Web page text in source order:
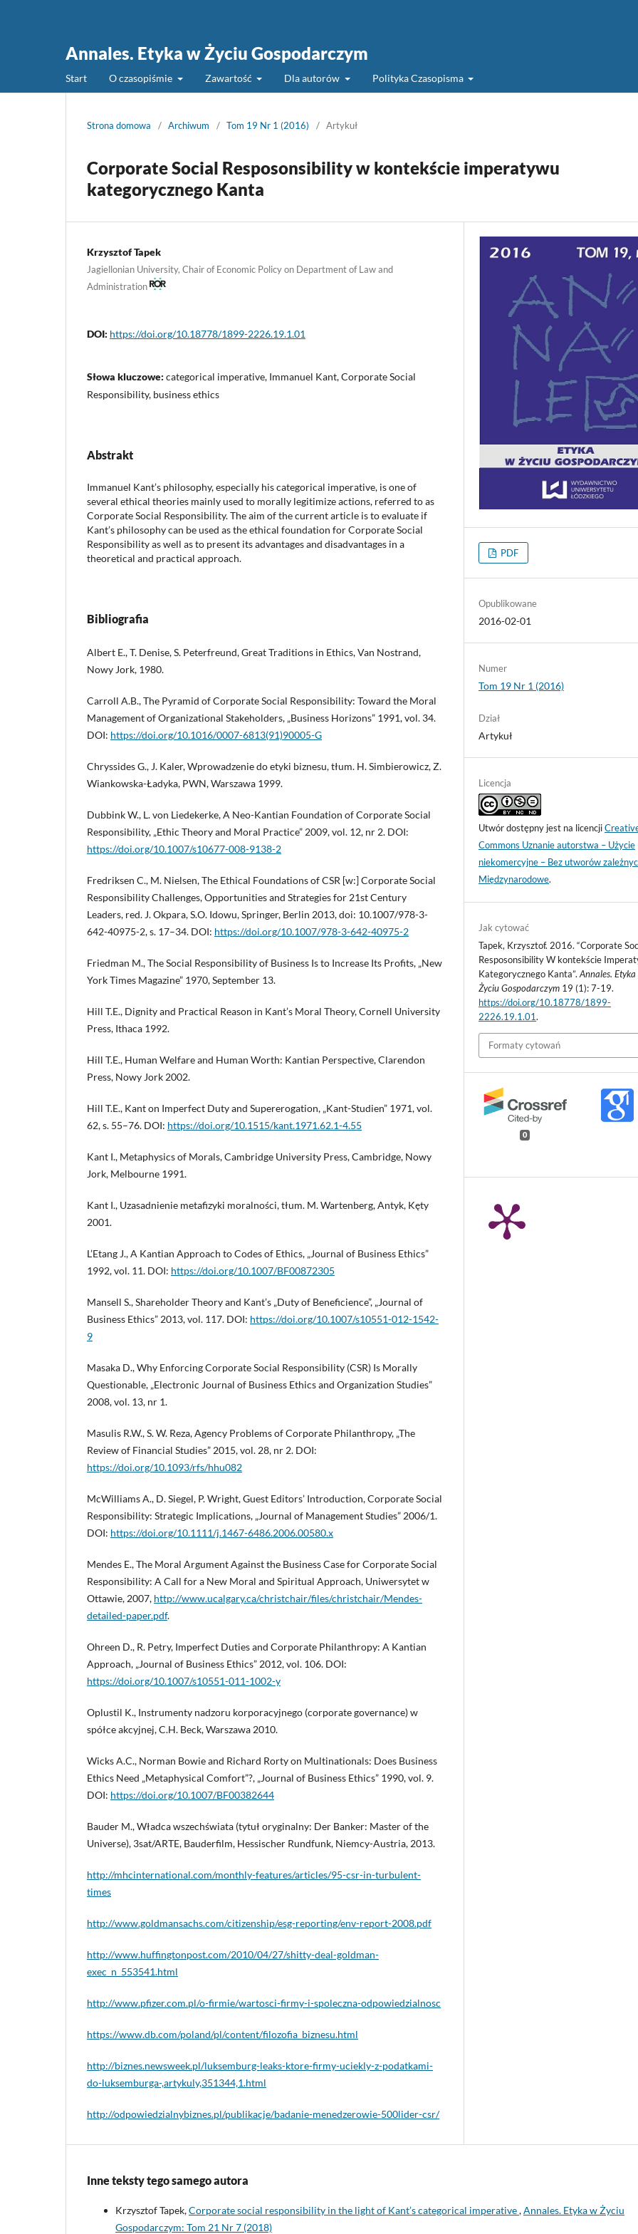
Annales. Etyka w Życiu Gospodarczym
Start O czasopiśmie Zawartość Dla autorów Polityka Czasopisma
Strona domowa / Archiwum / Tom 19 Nr 1 (2016) / Artykuł
Corporate Social Resposonsibility w kontekście imperatywu
kategorycznego Kanta
Krzysztof Tapek
Jagiellonian University, Chair of Economic Policy on Department of Law and
Administration
DOI: https://doi.org/10.18778/1899-2226.19.1.01
Słowa kluczowe: categorical imperative, Immanuel Kant, Corporate Social
Responsibility, business ethics
Abstrakt
Immanuel Kant’s philosophy, especially his categorical imperative, is one of
several ethical theories mainly used to morally legitimize actions, referred to as
Corporate Social Responsibility. The aim of the current article is to evaluate if
Kant’s philosophy can be used as the ethical foundation for Corporate Social
Responsibility as well as to present its advantages and disadvantages in a
theoretical and practical approach.
Bibliografia
Albert E., T. Denise, S. Peterfreund, Great Traditions in Ethics, Van Nostrand,
Nowy Jork, 1980.
Carroll A.B., The Pyramid of Corporate Social Responsibility: Toward the Moral
Management of Organizational Stakeholders, „Business Horizons” 1991, vol. 34.
DOI: https://doi.org/10.1016/0007-6813(91)90005-G
Chryssides G., J. Kaler, Wprowadzenie do etyki biznesu, tłum. H. Simbierowicz, Z.
Wiankowska-Ładyka, PWN, Warszawa 1999.
Dubbink W., L. von Liedekerke, A Neo-Kantian Foundation of Corporate Social
Responsibility, „Ethic Theory and Moral Practice” 2009, vol. 12, nr 2. DOI:
https://doi.org/10.1007/s10677-008-9138-2
Fredriksen C., M. Nielsen, The Ethical Foundations of CSR [w:] Corporate Social
Responsibility Challenges, Opportunities and Strategies for 21st Century
Leaders, red. J. Okpara, S.O. Idowu, Springer, Berlin 2013, doi: 10.1007/978-3-
642-40975-2, s. 17–34. DOI: https://doi.org/10.1007/978-3-642-40975-2
Friedman M., The Social Responsibility of Business Is to Increase Its Profits, „New
York Times Magazine” 1970, September 13.
Hill T.E., Dignity and Practical Reason in Kant’s Moral Theory, Cornell University
Press, Ithaca 1992.
Hill T.E., Human Welfare and Human Worth: Kantian Perspective, Clarendon
Press, Nowy Jork 2002.
Hill T.E., Kant on Imperfect Duty and Supererogation, „Kant-Studien” 1971, vol.
62, s. 55–76. DOI: https://doi.org/10.1515/kant.1971.62.1-4.55
Kant I., Metaphysics of Morals, Cambridge University Press, Cambridge, Nowy
Jork, Melbourne 1991.
Kant I., Uzasadnienie metafizyki moralności, tłum. M. Wartenberg, Antyk, Kęty
2001.
L’Etang J., A Kantian Approach to Codes of Ethics, „Journal of Business Ethics”
1992, vol. 11. DOI: https://doi.org/10.1007/BF00872305
Mansell S., Shareholder Theory and Kant’s „Duty of Beneficience”, „Journal of
Business Ethics” 2013, vol. 117. DOI: https://doi.org/10.1007/s10551-012-1542-
9
Masaka D., Why Enforcing Corporate Social Responsibility (CSR) Is Morally
Questionable, „Electronic Journal of Business Ethics and Organization Studies”
2008, vol. 13, nr 1.
Masulis R.W., S. W. Reza, Agency Problems of Corporate Philanthropy, „The
Review of Financial Studies” 2015, vol. 28, nr 2. DOI:
https://doi.org/10.1093/rfs/hhu082
McWilliams A., D. Siegel, P. Wright, Guest Editors’ Introduction, Corporate Social
Responsibility: Strategic Implications, „Journal of Management Studies” 2006/1.
DOI: https://doi.org/10.1111/j.1467-6486.2006.00580.x
Mendes E., The Moral Argument Against the Business Case for Corporate Social
Responsibility: A Call for a New Moral and Spiritual Approach, Uniwersytet w
Ottawie, 2007, http://www.ucalgary.ca/christchair/files/christchair/Mendes-
detailed-paper.pdf.
Ohreen D., R. Petry, Imperfect Duties and Corporate Philanthropy: A Kantian
Approach, „Journal of Business Ethics” 2012, vol. 106. DOI:
https://doi.org/10.1007/s10551-011-1002-y
Oplustil K., Instrumenty nadzoru korporacyjnego (corporate governance) w
spółce akcyjnej, C.H. Beck, Warszawa 2010.
Wicks A.C., Norman Bowie and Richard Rorty on Multinationals: Does Business
Ethics Need „Metaphysical Comfort”?, „Journal of Business Ethics” 1990, vol. 9.
DOI: https://doi.org/10.1007/BF00382644
Bauder M., Władca wszechświata (tytuł oryginalny: Der Banker: Master of the
Universe), 3sat/ARTE, Bauderfilm, Hessischer Rundfunk, Niemcy-Austria, 2013.
http://mhcinternational.com/monthly-features/articles/95-csr-in-turbulent-
times
http://www.goldmansachs.com/citizenship/esg-reporting/env-report-2008.pdf
http://www.huffingtonpost.com/2010/04/27/shitty-deal-goldman-
exec_n_553541.html
http://www.pfizer.com.pl/o-firmie/wartosci-firmy-i-spoleczna-odpowiedzialnosc
https://www.db.com/poland/pl/content/filozofia_biznesu.html
http://biznes.newsweek.pl/luksemburg-leaks-ktore-firmy-uciekly-z-podatkami-
do-luksemburga-,artykuly,351344,1.html
http://odpowiedzialnybiznes.pl/publikacje/badanie-menedzerowie-500lider-csr/
PDF
Opublikowane
2016-02-01
Numer
Tom 19 Nr 1 (2016)
Dział
Artykuł
Licencja
Utwór dostępny jest na licencji
Commons Uznanie autorstwa – Użycie
niekomercyjne – Bez utworów
Międzynarodowe.
Jak cytować
Tapek, Krzysztof. 2016. “Corporate
Resposonsibility W kontekście
Kategorycznego Kanta”.Annales.
Życiu Gospodarczym 19 (1): 7-19.
https://doi.org/10.18778/1899-
2226.19.1.01.
Formaty cytowań
0
Inne teksty tego samego autora
Krzysztof Tapek,Corporate social responsibility in the light of Kant’s categorical imperative,Annales. Etyka w Życiu
Gospodarczym: Tom 21 Nr 7 (2018)